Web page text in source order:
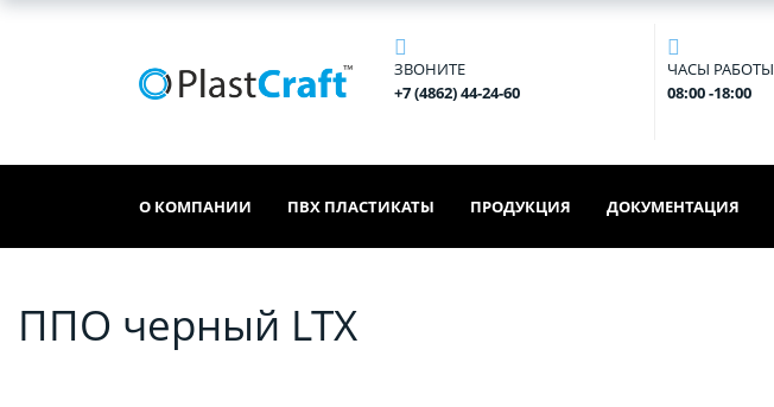
ЗВОНИТЕ
+7 (4862) 44-24-60
ЧАСЫ РАБОТЫ
08:00 -18:00
О КОМПАНИИ ПВХ ПЛАСТИКАТЫ ПРОДУКЦИЯ ДОКУМЕНТАЦИЯ
ППО черный LTX